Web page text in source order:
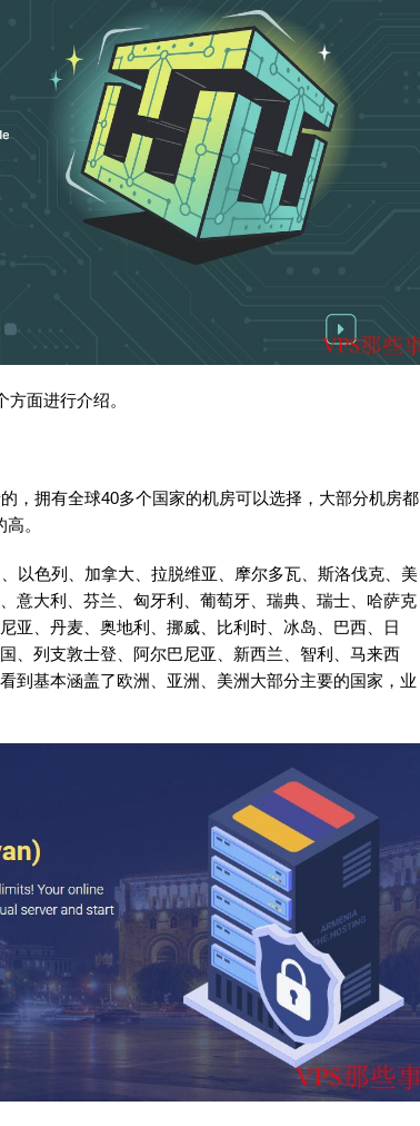
面进行介绍。
，拥有全球40多个国家的机房可以选择，大部分机房都
。
以色列、加拿大、拉脱维亚、摩尔多瓦、斯洛伐克、美
意大利、芬兰、匈牙利、葡萄牙、瑞典、瑞士、哈萨克
亚、丹麦、奥地利、挪威、比利时、冰岛、巴西、日
、列支敦士登、阿尔巴尼亚、新西兰、智利、马来西
到基本涵盖了欧洲、亚洲、美洲大部分主要的国家，业